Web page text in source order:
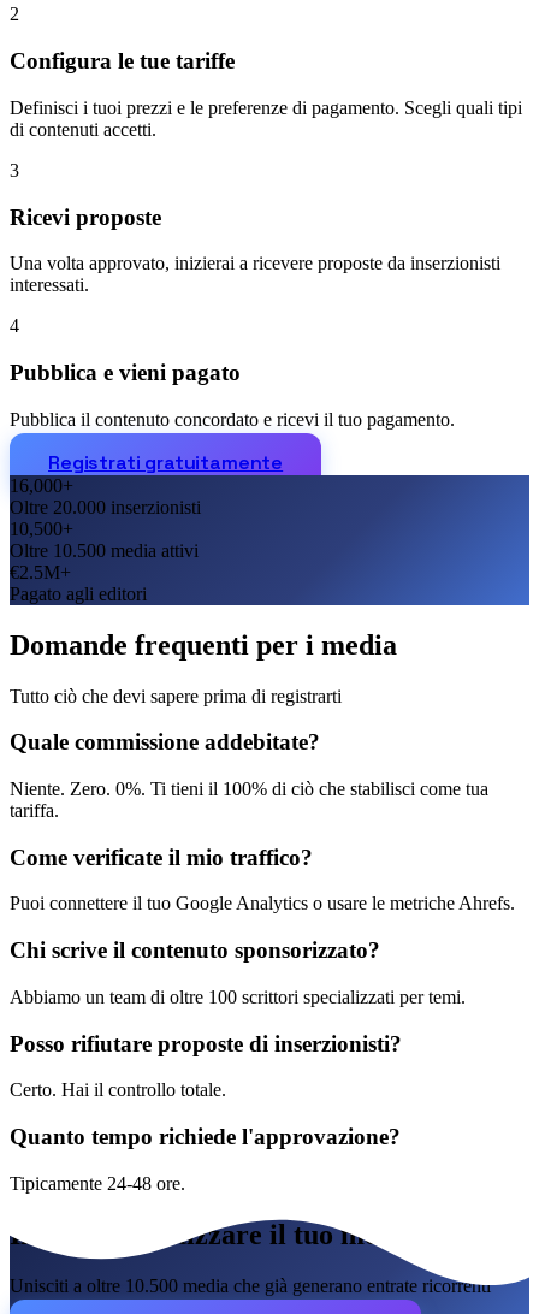
2
Configura le tue tariffe
Definisci i tuoi prezzi e le preferenze di pagamento. Scegli quali tipi
di contenuti accetti.
3
Ricevi proposte
Una volta approvato, inizierai a ricevere proposte da inserzionisti
interessati.
4
Pubblica e vieni pagato
Pubblica il contenuto concordato e ricevi il tuo pagamento.
Registrati gratuitamente
16,000+
Oltre 20.000 inserzionisti
10,500+
Oltre 10.500 media attivi
€2.5M+
Pagato agli editori
Domande frequenti per i media
Tutto ciò che devi sapere prima di registrarti
Quale commissione addebitate?
Niente. Zero. 0%. Ti tieni il 100% di ciò che stabilisci come tua
tariffa.
Come verificate il mio traffico?
Puoi connettere il tuo Google Analytics o usare le metriche Ahrefs.
Chi scrive il contenuto sponsorizzato?
Abbiamo un team di oltre 100 scrittori specializzati per temi.
Posso rifiutare proposte di inserzionisti?
Certo. Hai il controllo totale.
Quanto tempo richiede l'approvazione?
Tipicamente 24-48 ore.
Inizia a monetizzare il tuo media oggi
Unisciti a oltre 10.500 media che già generano entrate ricorrenti